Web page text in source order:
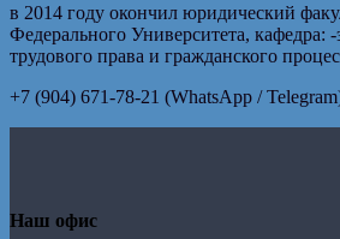
в 2014 году окончил юридический
Федерального Университета, кафедра: -
трудового права и гражданского
+7 (904) 671-78-21 (WhatsApp /
Наш офис